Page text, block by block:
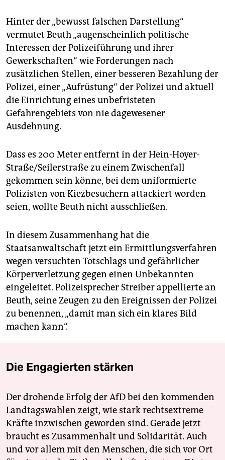
Hinter der „bewusst falschen Darstellung“
vermutet Beuth „augenscheinlich politische
Interessen der Polizeiführung und ihrer
Gewerkschaften“ wie Forderungen nach
zusätzlichen Stellen, einer besseren Bezahlung der
Polizei, einer „Aufrüstung“ der Polizei und aktuell
die Einrichtung eines unbefristeten
Gefahrengebiets von nie dagewesener
Ausdehnung.
Dass es 200 Meter entfernt in der Hein-Hoyer-
Straße/Seilerstraße zu einem Zwischenfall
gekommen sein könne, bei dem uniformierte
Polizisten von Kiezbesuchern attackiert worden
seien, wollte Beuth nicht ausschließen.
In diesem Zusammenhang hat die
Staatsanwaltschaft jetzt ein Ermittlungsverfahren
wegen versuchten Totschlags und gefährlicher
Körperverletzung gegen einen Unbekannten
eingeleitet. Polizeisprecher Streiber appellierte an
Beuth, seine Zeugen zu den Ereignissen der Polizei
zu benennen, „damit man sich ein klares Bild
machen kann“.
Die Engagierten stärken
Der drohende Erfolg der AfD bei den kommenden
Landtagswahlen zeigt, wie stark rechtsextreme
Kräfte inzwischen geworden sind. Gerade jetzt
braucht es Zusammenhalt und Solidarität. Auch
und vor allem mit den Menschen, die sich vor Ort